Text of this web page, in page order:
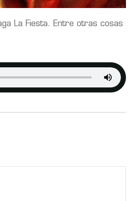
La Fiesta. Entre otras cosas